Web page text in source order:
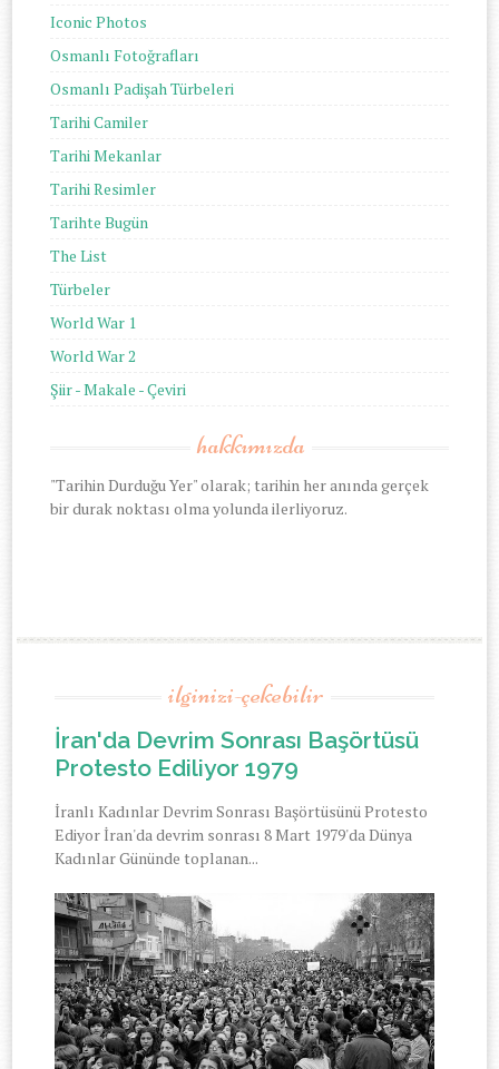
Iconic Photos
Osmanlı Fotoğrafları
Osmanlı Padişah Türbeleri
Tarihi Camiler
Tarihi Mekanlar
Tarihi Resimler
Tarihte Bugün
The List
Türbeler
World War 1
World War 2
Şiir - Makale - Çeviri
hakkımızda
"Tarihin Durduğu Yer" olarak; tarihin her anında gerçek
bir durak noktası olma yolunda ilerliyoruz.
ilginizi-çekebilir
İran'da Devrim Sonrası Başörtüsü
Protesto Ediliyor 1979
İranlı Kadınlar Devrim Sonrası Başörtüsünü Protesto
Ediyor İran'da devrim sonrası 8 Mart 1979'da Dünya
Kadınlar Gününde toplanan...